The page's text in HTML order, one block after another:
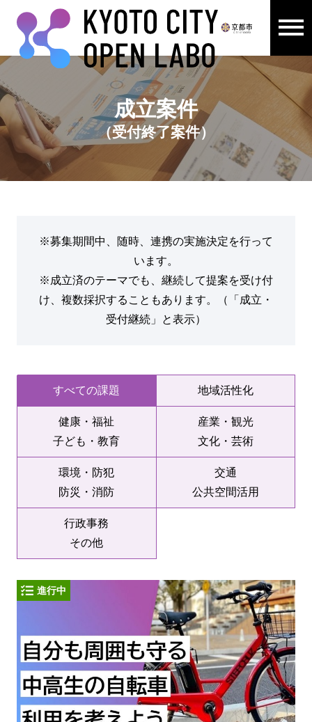
ここから本文です。
成立案件
（受付終了案件）
※募集期間中、随時、連携の実施決定を行って
います。
※成立済のテーマでも、継続して提案を受け付
け、複数採択することもあります。（「成立・
受付継続」と表示）
すべての課題 地域活性化
健康・福祉
子ども・教育
産業・観光
文化・芸術
環境・防犯
防災・消防
交通
公共空間活用
行政事務
その他
進行中